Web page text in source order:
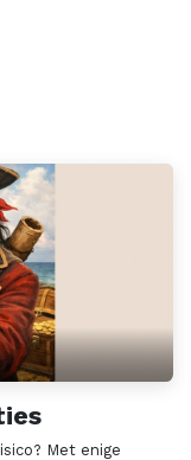
Met enige